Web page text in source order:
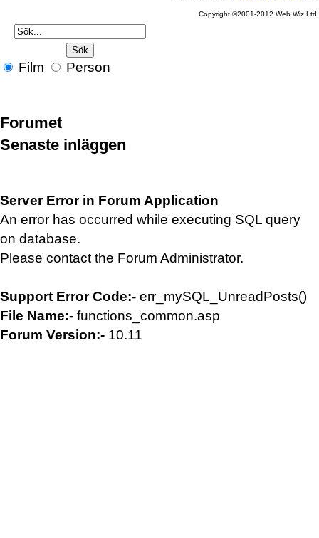
Copyright ©2001-2012 Web Wiz Ltd.
Film Person
Forumet
Senaste inläggen
Server Error in Forum Application
An error has occurred while executing SQL query
on database.
Please contact the Forum Administrator.
Support Error Code:- err_mySQL_UnreadPosts()
File Name:- functions_common.asp
Forum Version:- 10.11